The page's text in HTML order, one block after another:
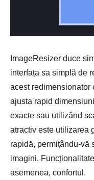
ImageResizer duce
interfața sa simplă de
acest redimensionator
ajusta rapid
exacte sau utilizând
atractiv este utilizarea
rapidă, permițându-vă
imagini.
asemenea, confortul.